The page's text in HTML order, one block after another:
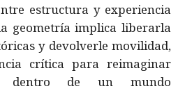
estructura y experiencia
geometría implica liberarla
y devolverle movilidad,
crítica para reimaginar
dentro de un mundo